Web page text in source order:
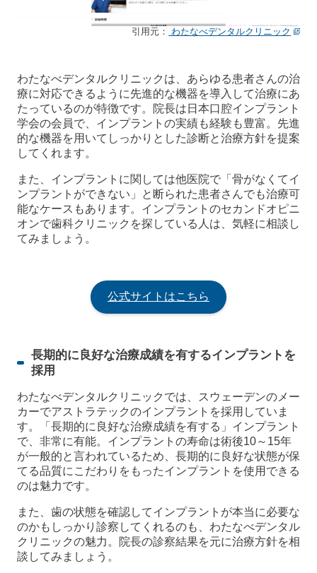
引用元： わたなべデンタルクリニック
わたなべデンタルクリニックは、あらゆる患者さんの治
療に対応できるように先進的な機器を導入して治療にあ
たっているのが特徴です。院長は日本口腔インプラント
学会の会員で、インプラントの実績も経験も豊富。先進
的な機器を用いてしっかりとした診断と治療方針を提案
してくれます。
また、インプラントに関しては他医院で「骨がなくてイ
ンプラントができない」と断られた患者さんでも治療可
能なケースもあります。インプラントのセカンドオピニ
オンで歯科クリニックを探している人は、気軽に相談し
てみましょう。
公式サイトはこちら
長期的に良好な治療成績を有するインプラントを
採用
わたなべデンタルクリニックでは、スウェーデンのメー
カーでアストラテックのインプラントを採用していま
す。「長期的に良好な治療成績を有する」インプラント
で、非常に有能。インプラントの寿命は術後10～15年
が一般的と言われているため、長期的に良好な状態が保
てる品質にこだわりをもったインプラントを使用できる
のは魅力です。
また、歯の状態を確認してインプラントが本当に必要な
のかもしっかり診察してくれるのも、わたなべデンタル
クリニックの魅力。院長の診察結果を元に治療方針を相
談してみましょう。